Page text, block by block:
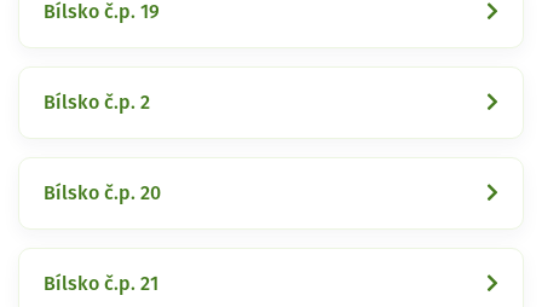
Bílsko č.p. 19
Bílsko č.p. 2
Bílsko č.p. 20
Bílsko č.p. 21